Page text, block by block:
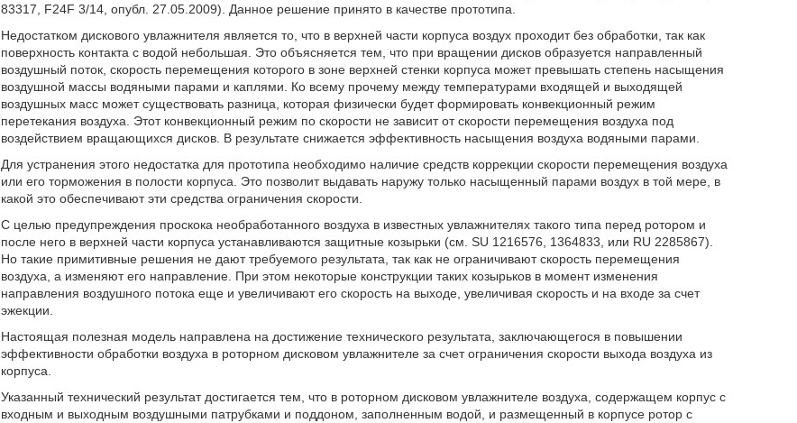
83317, F24F 3/14, опубл. 27.05.2009). Данное решение принято в качестве прототипа.
Недостатком дискового увлажнителя является то, что в верхней части корпуса воздух проходит без обработки, так как
поверхность контакта с водой небольшая. Это объясняется тем, что при вращении дисков образуется направленный
воздушный поток, скорость перемещения которого в зоне верхней стенки корпуса может превышать степень насыщения
воздушной массы водяными парами и каплями. Ко всему прочему между температурами входящей и выходящей
воздушных масс может существовать разница, которая физически будет формировать конвекционный режим
перетекания воздуха. Этот конвекционный режим по скорости не зависит от скорости перемещения воздуха под
воздействием вращающихся дисков. В результате снижается эффективность насыщения воздуха водяными парами.
Для устранения этого недостатка для прототипа необходимо наличие средств коррекции скорости перемещения воздуха
или его торможения в полости корпуса. Это позволит выдавать наружу только насыщенный парами воздух в той мере, в
какой это обеспечивают эти средства ограничения скорости.
С целью предупреждения проскока необработанного воздуха в известных увлажнителях такого типа перед ротором и
после него в верхней части корпуса устанавливаются защитные козырьки (см. SU 1216576, 1364833, или RU 2285867).
Но такие примитивные решения не дают требуемого результата, так как не ограничивают скорость перемещения
воздуха, а изменяют его направление. При этом некоторые конструкции таких козырьков в момент изменения
направления воздушного потока еще и увеличивают его скорость на выходе, увеличивая скорость и на входе за счет
эжекции.
Настоящая полезная модель направлена на достижение технического результата, заключающегося в повышении
эффективности обработки воздуха в роторном дисковом увлажнителе за счет ограничения скорости выхода воздуха из
корпуса.
Указанный технический результат достигается тем, что в роторном дисковом увлажнителе воздуха, содержащем корпус с
входным и выходным воздушными патрубками и поддоном, заполненным водой, и размещенный в корпусе ротор с